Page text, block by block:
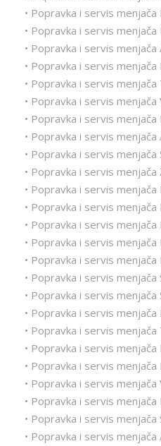
• Popravka i servis menjača
• Popravka i servis menjača
• Popravka i servis menjača
• Popravka i servis menjača
• Popravka i servis
• Popravka i servis menjača
• Popravka i servis menjača
• Popravka i servis menjača
• Popravka i servis menjača
• Popravka i servis menjača
• Popravka i servis menjača
• Popravka i servis menjača
• Popravka i servis menjača
• Popravka i servis menjača
• Popravka i servis menjača
• Popravka i servis menjača
• Popravka i servis menjača
• Popravka i servis
• Popravka i servis menjača
• Popravka i servis menjača
• Popravka i servis menjača
• Popravka i servis menjača
• Popravka i servis menjača
• Popravka i servis menjača
• Popravka i servis menjača